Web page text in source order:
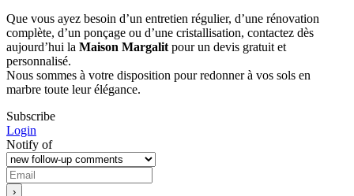
Que vous ayez besoin d’un entretien régulier, d’une rénovation
complète, d’un ponçage ou d’une cristallisation, contactez dès
aujourd’hui la Maison Margalit pour un devis gratuit et
personnalisé.
Nous sommes à votre disposition pour redonner à vos sols en
marbre toute leur élégance.
Subscribe
Login
Notify of